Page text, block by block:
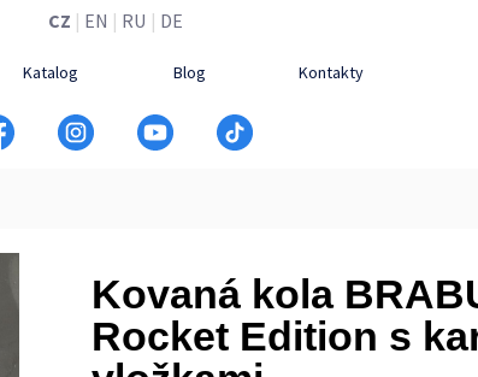
Kontakty
Blog
Katalog
DE
CZ |
| RU
EN |
Kovaná kola
Rocket Edition s